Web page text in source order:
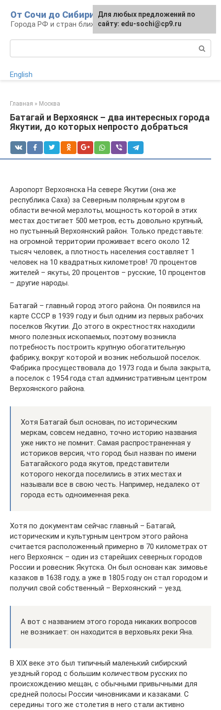
контенту
От Сочи до Сибири
Города РФ и стран ближнего зарубежья
English
Главная » Москва
Батагай и Верхоянск – два интересных города
Якутии, до которых непросто добраться
Аэропорт Верхоянска На севере Якутии (она же
республика Саха) за Северным полярным кругом в
области вечной мерзлоты, мощность которой в этих
местах достигает 500 метров, есть довольно крупный,
но пустынный Верхоянский район. Только представьте:
на огромной территории проживает всего около 12
тысяч человек, а плотность населения составляет 1
человек на 10 квадратных километров! 70 процентов
жителей – якуты, 20 процентов – русские, 10 процентов
– другие народы.
Батагай – главный город этого района. Он появился на
карте СССР в 1939 году и был одним из первых рабочих
поселков Якутии. До этого в окрестностях находили
много полезных ископаемых, поэтому возникла
потребность построить крупную обогатительную
фабрику, вокруг которой и возник небольшой поселок.
Фабрика просуществовала до 1973 года и была закрыта,
а поселок с 1954 года стал административным центром
Верхоянского района.
Хотя Батагай был основан, по историческим
меркам, совсем недавно, точно историю названия
уже никто не помнит. Самая распространенная у
историков версия, что город был назван по имени
Батагайского рода якутов, представители
которого некогда поселились в этих местах и
называли все в свою честь. Например, недалеко от
города есть одноименная река.
Хотя по документам сейчас главный – Батагай,
историческим и культурным центром этого района
считается расположенный примерно в 70 километрах от
него Верхоянск – один из старейших северных городов
России и ровесник Якутска. Он был основан как зимовье
казаков в 1638 году, а уже в 1805 году он стал городом и
получил свой собственный – Верхоянский – уезд.
А вот с названием этого города никаких вопросов
не возникает: он находится в верховьях реки Яна.
В XIX веке это был типичный маленький сибирский
уездный город с большим количеством русских по
происхождению мещан, с обычными привычными для
средней полосы России чиновниками и казаками. С
середины того же столетия в него стали активно
Для любых предложений по
сайту: edu-sochi@cp9.ru